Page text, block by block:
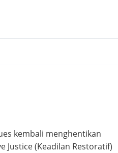
kembali menghentikan
Justice (Keadilan Restoratif)